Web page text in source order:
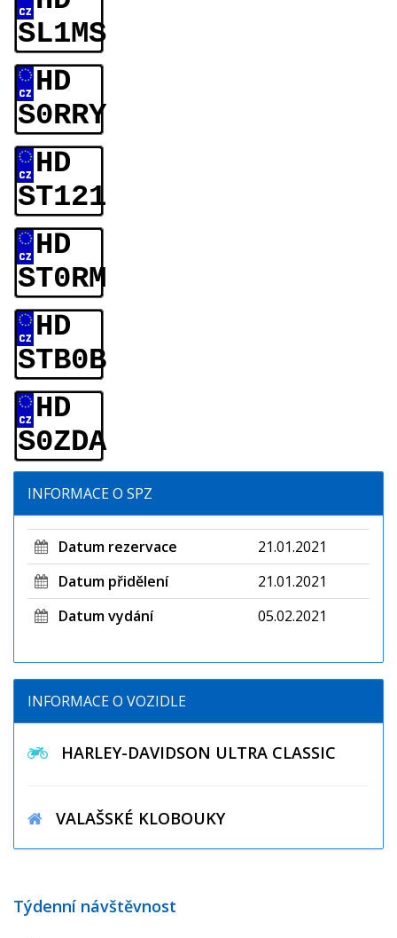
SL1MS
HD
S0RRY
HD
ST121
HD
ST0RM
HD
STB0B
HD
S0ZDA
INFORMACE O SPZ
Datum rezervace
21.01.2021
Datum přidělení
21.01.2021
Datum vydání
05.02.2021
INFORMACE O VOZIDLE
HARLEY-DAVIDSON ULTRA CLASSIC
VALAŠSKÉ KLOBOUKY
Týdenní návštěvnost